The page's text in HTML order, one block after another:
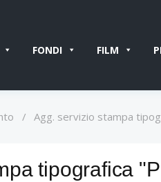
FONDI FILM
/ Agg. servizio stampa
tipografica